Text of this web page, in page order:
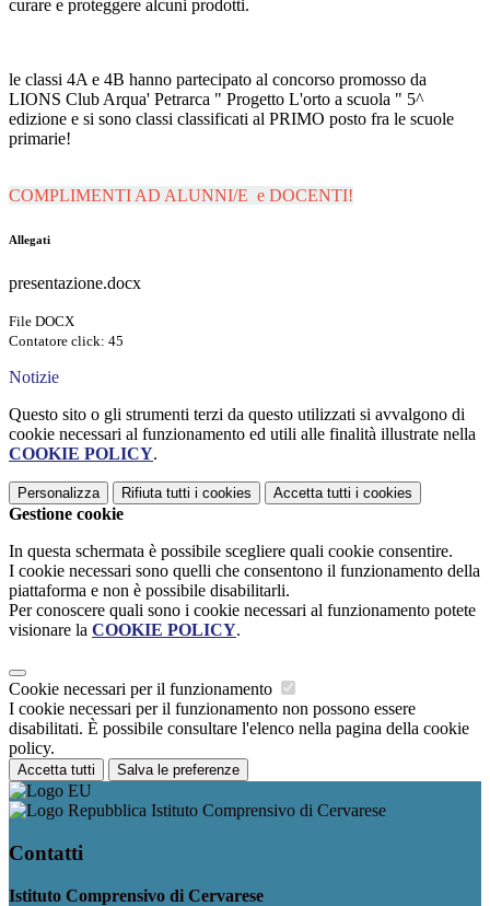
curare e proteggere alcuni prodotti.
le classi 4A e 4B hanno partecipato al concorso promosso da
LIONS Club Arqua' Petrarca " Progetto L'orto a scuola " 5^
edizione e si sono classi classificati al PRIMO posto fra le scuole
primarie!
COMPLIMENTI AD ALUNNI/E e DOCENTI!
Allegati
presentazione.docx
File DOCX
Contatore click: 45
Notizie
Questo sito o gli strumenti terzi da questo utilizzati si avvalgono di
cookie necessari al funzionamento ed utili alle finalità illustrate nella
COOKIE POLICY.
Personalizza Rifiuta tutti i cookies Accetta tutti i cookies
Gestione cookie
In questa schermata è possibile scegliere quali cookie consentire.
I cookie necessari sono quelli che consentono il funzionamento della
piattaforma e non è possibile disabilitarli.
Per conoscere quali sono i cookie necessari al funzionamento potete
visionare la COOKIE POLICY.
Cookie necessari per il funzionamento
I cookie necessari per il funzionamento non possono essere
disabilitati. È possibile consultare l'elenco nella pagina della cookie
policy.
Accetta tutti Salva le preferenze
Istituto Comprensivo di Cervarese
Contatti
Istituto Comprensivo di Cervarese